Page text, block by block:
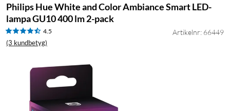
Philips Hue White and Color Ambiance Smart LED-
lampa GU10 400 lm 2-pack
4.5
(3 kundbetyg)
Artikelnr: 66449